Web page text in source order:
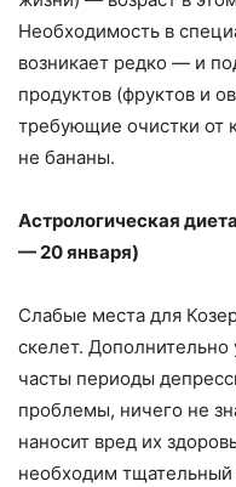
Необходимость в
возникает редко — и
продуктов (фруктов и
требующие очистки от
не бананы.
Астрологическая
— 20 января)
Слабые места для
скелет. Дополнительно
часты периоды
проблемы, ничего не
наносит вред их
необходим тщательный